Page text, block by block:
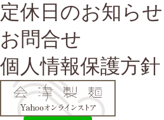
定休日のお知らせ
お問合せ
個人情報保護方針